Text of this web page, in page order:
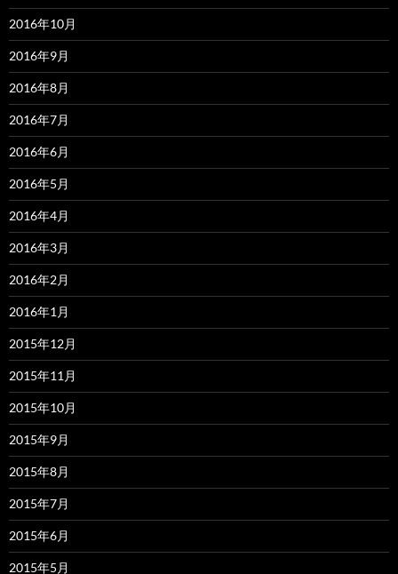
2016年10月
2016年9月
2016年8月
2016年7月
2016年6月
2016年5月
2016年4月
2016年3月
2016年2月
2016年1月
2015年12月
2015年11月
2015年10月
2015年9月
2015年8月
2015年7月
2015年6月
2015年5月